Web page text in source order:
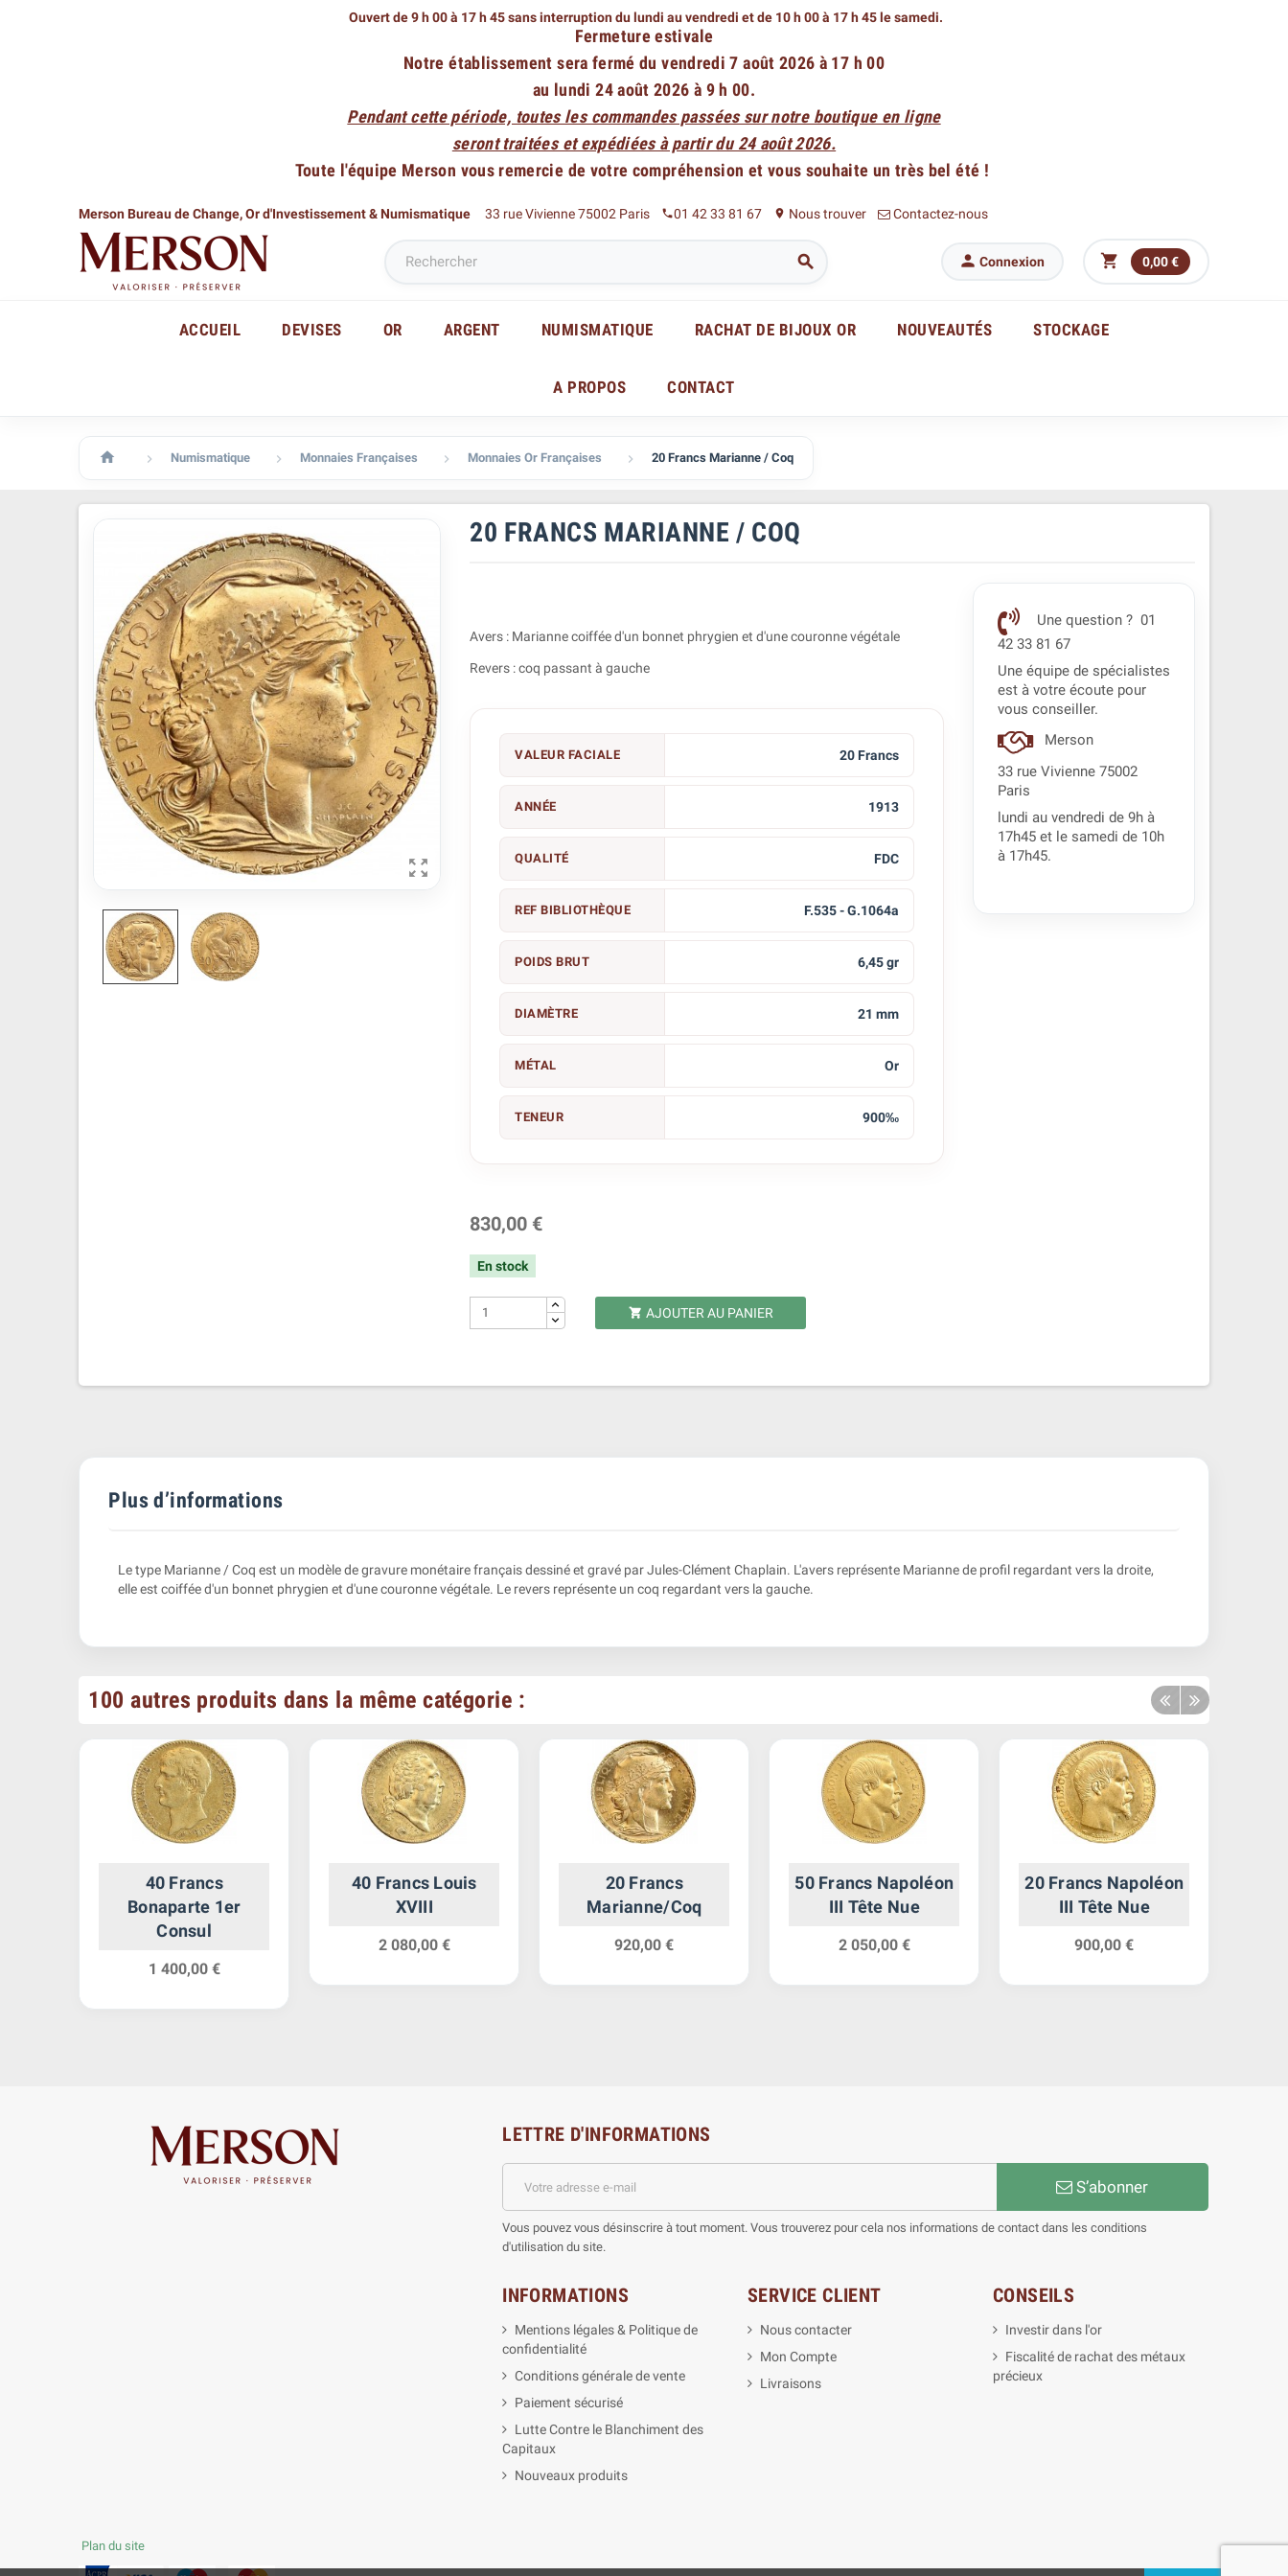
Ouvert de 9 h 00 à 17 h 45 sans interruption du lundi au vendredi et de 10 h 00 à 17 h 45 le samedi.
Fermeture estivale
Notre établissement sera fermé du vendredi 7 août 2026 à 17 h 00
au lundi 24 août 2026 à 9 h 00.
Pendant cette période, toutes les commandes passées sur notre boutique en ligne
seront traitées et expédiées à partir du 24 août 2026.
Toute l'équipe Merson vous remercie de votre compréhension et vous souhaite un très bel été !
Merson Bureau de Change, Or d'Investissement & Numismatique 33 rue Vivienne 75002 Paris phone01 42 33 81 67 place Nous trouver Contactez-nous
  Connexion  0,00 €
ACCUEIL DEVISES OR ARGENT NUMISMATIQUE RACHAT DE BIJOUX OR NOUVEAUTÉS STOCKAGE
A PROPOS CONTACT
  Numismatique  Monnaies Françaises  Monnaies Or Françaises  20 Francs Marianne / Coq

20 FRANCS MARIANNE / COQ
Avers : Marianne coiffée d'un bonnet phrygien et d'une couronne végétale
Revers : coq passant à gauche
VALEUR FACIALE 20 Francs
ANNÉE 1913
QUALITÉ FDC
REF BIBLIOTHÈQUE F.535 - G.1064a
POIDS BRUT 6,45 gr
DIAMÈTRE 21 mm
MÉTAL Or
TENEUR 900‰
830,00 €
En stock
 AJOUTER AU PANIER
Une question ? 01
42 33 81 67
Une équipe de spécialistes
est à votre écoute pour
vous conseiller.
Merson
33 rue Vivienne 75002
Paris
lundi au vendredi de 9h à
17h45 et le samedi de 10h
à 17h45.
Plus d’informations
Le type Marianne / Coq est un modèle de gravure monétaire français dessiné et gravé par Jules-Clément Chaplain. L'avers représente Marianne de profil regardant vers la droite,
elle est coiffée d'un bonnet phrygien et d'une couronne végétale. Le revers représente un coq regardant vers la gauche.
100 autres produits dans la même catégorie :
40 Francs
Bonaparte 1er
Consul
1 400,00 €
40 Francs Louis
XVIII
2 080,00 €
20 Francs
Marianne/Coq
920,00 €
50 Francs Napoléon
III Tête Nue
2 050,00 €
20 Francs Napoléon
III Tête Nue
900,00 €
LETTRE D'INFORMATIONS
S’abonner
Vous pouvez vous désinscrire à tout moment. Vous trouverez pour cela nos informations de contact dans les conditions
d'utilisation du site.
INFORMATIONS
Mentions légales & Politique de
confidentialité
Conditions générale de vente
Paiement sécurisé
Lutte Contre le Blanchiment des
Capitaux
Nouveaux produits
SERVICE CLIENT
Nous contacter
Mon Compte
Livraisons
CONSEILS
Investir dans l'or
Fiscalité de rachat des métaux
précieux
Plan du site